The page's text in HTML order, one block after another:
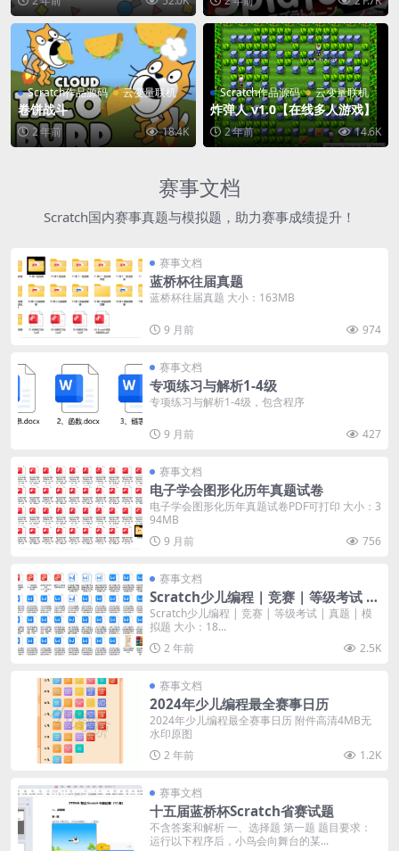
Scratch作品源码 云变量联机
卷饼战斗
2 年前 18.4K
Scratch作品源码 云变量联机
炸弹人 v1.0【在线多人游戏】
2 年前 14.6K
赛事文档
Scratch国内赛事真题与模拟题，助力赛事成绩提升！
赛事文档
蓝桥杯往届真题
蓝桥杯往届真题 大小：163MB
9 月前 974
赛事文档
专项练习与解析1-4级
专项练习与解析1-4级，包含程序
9 月前 427
赛事文档
电子学会图形化历年真题试卷
电子学会图形化历年真题试卷PDF可打印 大小：3
94MB
9 月前
756
赛事文档
Scratch少儿编程 | 竞赛 | 等级考试 |
真题 | 模拟题
Scratch少儿编程 | 竞赛 | 等级考试 | 真题 | 模
拟题 大小：18...
2 年前
2.5K
赛事文档
2024年少儿编程最全赛事日历
2024年少儿编程最全赛事日历 附件高清4MB无
水印原图
2 年前
1.2K
赛事文档
十五届蓝桥杯Scratch省赛试题
不含答案和解析 一、选择题 第一题 题目要求：
运行以下程序后，小鸟会向舞台的某...